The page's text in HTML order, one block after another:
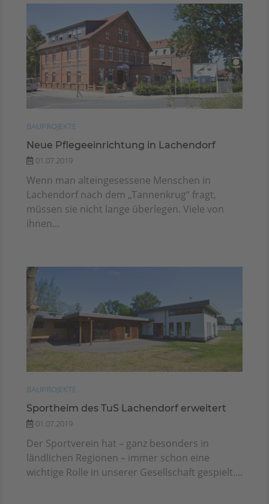
BAUPROJEKTE
Neue Pflegeeinrichtung in Lachendorf
01.07.2019
Wenn man alteingesessene Menschen in
Lachendorf nach dem „Tannenkrug“ fragt,
müssen sie nicht lange überlegen. Viele von
ihnen...
BAUPROJEKTE
Sportheim des TuS Lachendorf erweitert
01.07.2019
Der Sportverein hat – ganz besonders in
ländlichen Regionen – immer schon eine
wichtige Rolle in unserer Gesellschaft gespielt....